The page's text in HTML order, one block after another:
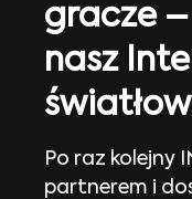
gracze
nasz
Po raz kolejny
partnerem i